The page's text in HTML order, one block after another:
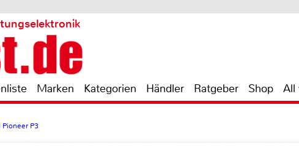
Marken Kategorien Händler Ratgeber Shop All
P3